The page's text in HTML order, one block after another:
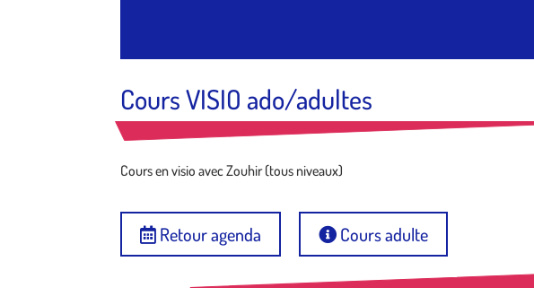
Cours VISIO ado/adultes
Cours en visio avec Zouhir (tous niveaux)
Retour agenda Cours adulte